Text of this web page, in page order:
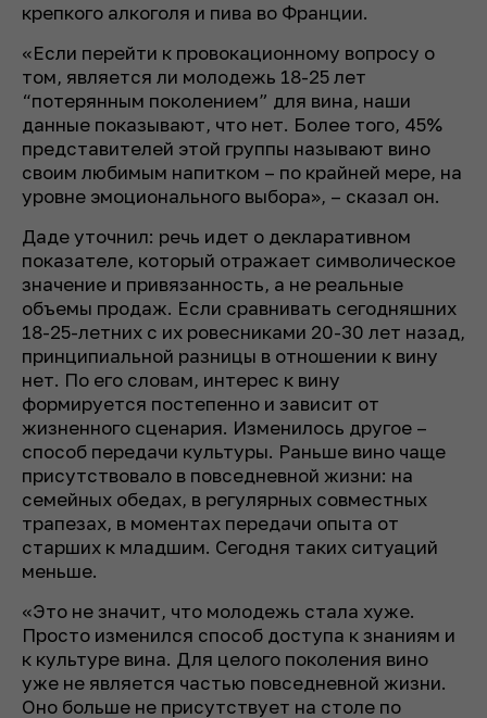
крепкого алкоголя и пива во Франции.
«Если перейти к провокационному вопросу о
том, является ли молодежь 18-25 лет
“потерянным поколением” для вина, наши
данные показывают, что нет. Более того, 45%
представителей этой группы называют вино
своим любимым напитком – по крайней мере, на
уровне эмоционального выбора», – сказал он.
Даде уточнил: речь идет о декларативном
показателе, который отражает символическое
значение и привязанность, а не реальные
объемы продаж. Если сравнивать сегодняшних
18-25-летних с их ровесниками 20-30 лет назад,
принципиальной разницы в отношении к вину
нет. По его словам, интерес к вину
формируется постепенно и зависит от
жизненного сценария. Изменилось другое –
способ передачи культуры. Раньше вино чаще
присутствовало в повседневной жизни: на
семейных обедах, в регулярных совместных
трапезах, в моментах передачи опыта от
старших к младшим. Сегодня таких ситуаций
меньше.
«Это не значит, что молодежь стала хуже.
Просто изменился способ доступа к знаниям и
к культуре вина. Для целого поколения вино
уже не является частью повседневной жизни.
Оно больше не присутствует на столе по